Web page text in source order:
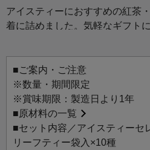
アイスティーにおすすめの紅茶
着に詰めました。気軽なギフト
■ご案内・ご注意
※数量・期間限定
※賞味期限：製造日より1年
■原材料の一覧
■セット内容／アイスティーセ
リーフティー袋入×10種